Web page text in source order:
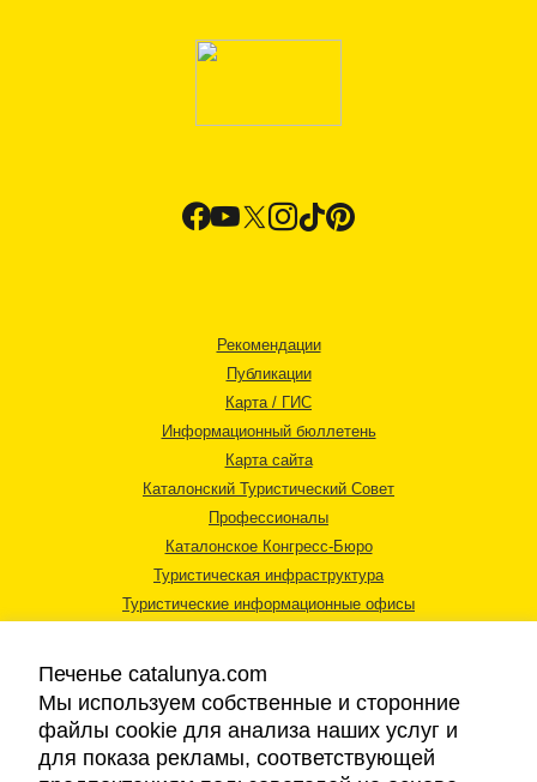
Рекомендации
Публикации
Карта / ГИС
Информационный бюллетень
Карта сайта
Каталонский Туристический Совет
Профессионалы
Каталонское Конгресс-Бюро
Туристическая инфраструктура
Туристические информационные офисы
Правовая информация
Печенье catalunya.com
Мы используем собственные и сторонние
файлы cookie для анализа наших услуг и
для показа рекламы, соответствующей